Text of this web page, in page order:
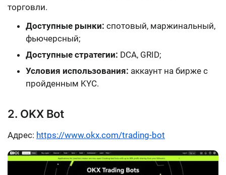
торговли.
Доступные рынки: спотовый, маржинальный,
фьючерсный;
Доступные стратегии: DCA, GRID;
Условия использования: аккаунт на бирже с
пройденным KYC.
2. OKX Bot
Адрес: https://www.okx.com/trading-bot